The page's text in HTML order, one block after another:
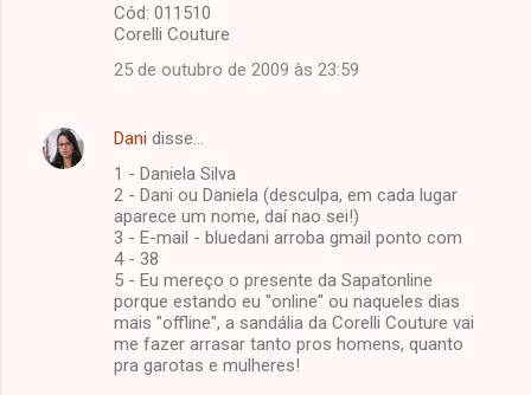
Cód: 011510
Corelli Couture
25 de outubro de 2009 às 23:59
Dani disse…
1 - Daniela Silva
2 - Dani ou Daniela (desculpa, em cada lugar
aparece um nome, daí nao sei!)
3 - E-mail - bluedani arroba gmail ponto com
4 - 38
5 - Eu mereço o presente da Sapatonline
porque estando eu "online" ou naqueles dias
mais "offline", a sandália da Corelli Couture vai
me fazer arrasar tanto pros homens, quanto
pra garotas e mulheres!